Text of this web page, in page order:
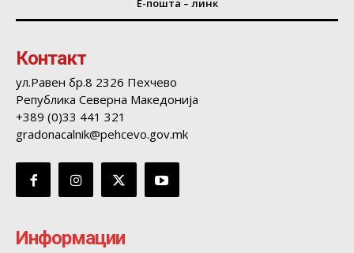
Е-пошта – линк
Контакт
ул.Равен бр.8 2326 Пехчево
Република Северна Македонија
+389 (0)33 441 321
gradonacalnik@pehcevo.gov.mk
Информации